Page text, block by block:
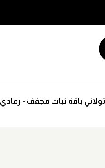
تولاني باقة نبات مجفف - رمادي